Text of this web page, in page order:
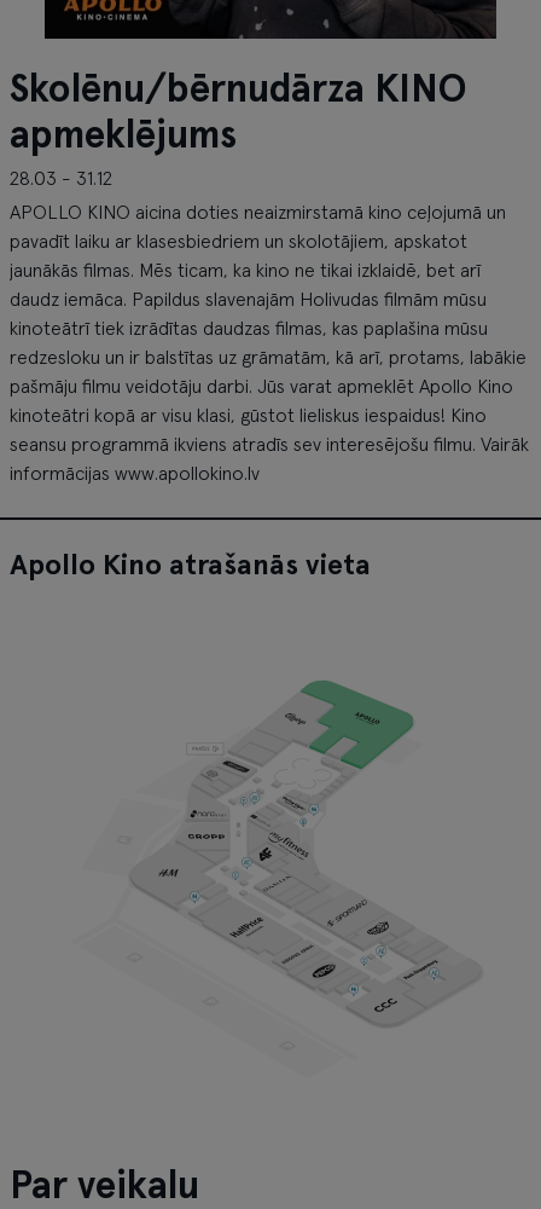
Skolēnu/bērnudārza KINO
apmeklējums
28.03 - 31.12
APOLLO KINO aicina doties neaizmirstamā kino ceļojumā un
pavadīt laiku ar klasesbiedriem un skolotājiem, apskatot
jaunākās filmas. Mēs ticam, ka kino ne tikai izklaidē, bet arī
daudz iemāca. Papildus slavenajām Holivudas filmām mūsu
kinoteātrī tiek izrādītas daudzas filmas, kas paplašina mūsu
redzesloku un ir balstītas uz grāmatām, kā arī, protams, labākie
pašmāju filmu veidotāju darbi. Jūs varat apmeklēt Apollo Kino
kinoteātri kopā ar visu klasi, gūstot lieliskus iespaidus! Kino
seansu programmā ikviens atradīs sev interesējošu filmu. Vairāk
informācijas www.apollokino.lv
Apollo Kino atrašanās vieta
Par veikalu